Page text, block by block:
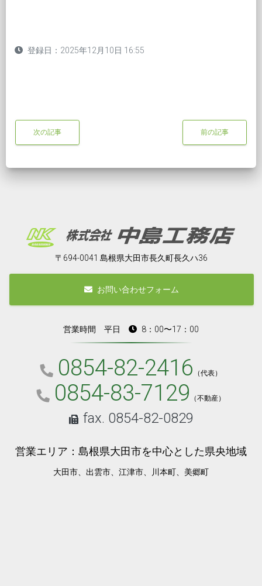
登録日：2025年12月10日 16:55
次の記事 前の記事
〒694-0041 島根県大田市長久町長久ハ36
お問い合わせフォーム
営業時間 平日 8：00〜17：00
0854-82-2416 （代表）
0854-83-7129 （不動産）
fax. 0854-82-0829
営業エリア：島根県大田市を中心とした県央地域
大田市、出雲市、江津市、川本町、美郷町